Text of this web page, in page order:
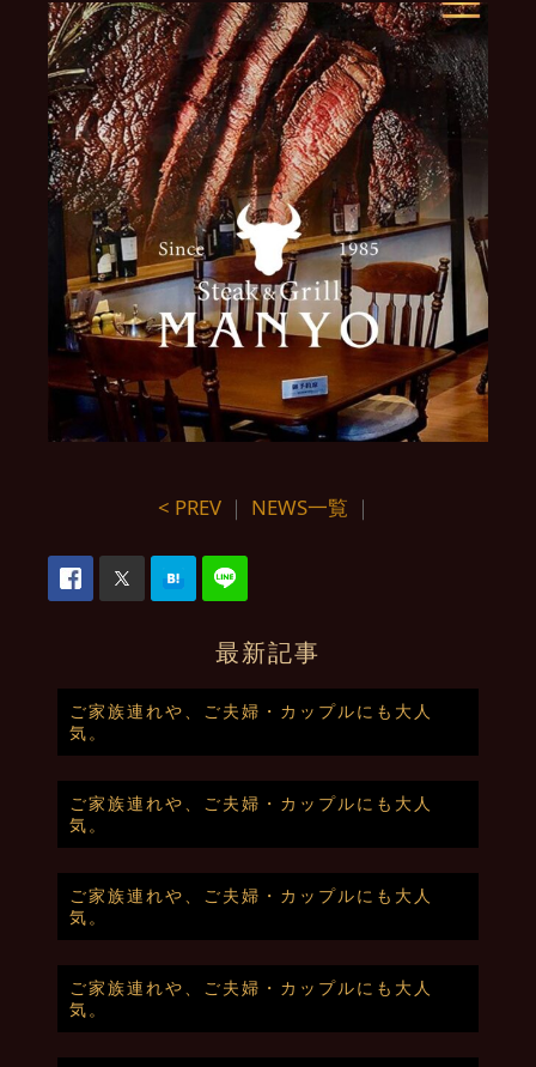
< PREV ｜ NEWS一覧 ｜
最新記事
ご家族連れや、ご夫婦・カップルにも大人
気。
ご家族連れや、ご夫婦・カップルにも大人
気。
ご家族連れや、ご夫婦・カップルにも大人
気。
ご家族連れや、ご夫婦・カップルにも大人
気。